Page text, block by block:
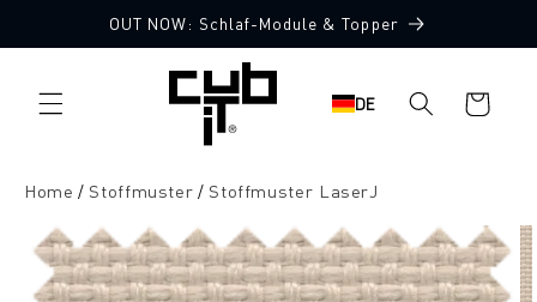
Inhalt
OUT NOW: Schlaf-Module & Topper
DE Warenkorb
Home Stoffmuster Stoffmuster LaserJ
10 Stoffmuster gratis